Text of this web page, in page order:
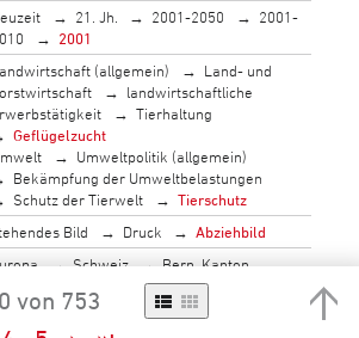
21. Jh. 2001-2050
2001-
2001
(allgemein)
Land- und
landwirtschaftliche
Tierhaltung
Geflügelzucht
Umweltpolitik (allgemein)
Bekämpfung der Umweltbelastungen
Schutz der Tierwelt
Tierschutz
Bild Druck
Abziehbild
Schweiz
Bern, Kanton
F_5053 Schlup, Bernard (*1948)
von 753